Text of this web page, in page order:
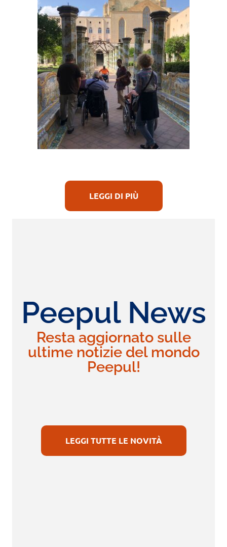
LEGGI DI PIÙ
Peepul News
Resta aggiornato sulle
ultime notizie del mondo
Peepul!
LEGGI TUTTE LE NOVITÀ